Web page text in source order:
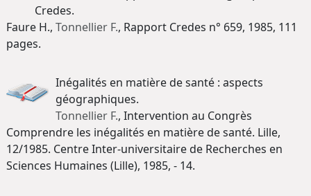
Credes.
Faure H., Tonnellier F., Rapport Credes n° 659, 1985, 111
pages.
Inégalités en matière de santé : aspects
géographiques.
Tonnellier F., Intervention au Congrès
Comprendre les inégalités en matière de santé. Lille,
12/1985. Centre Inter-universitaire de Recherches en
Sciences Humaines (Lille), 1985, - 14.